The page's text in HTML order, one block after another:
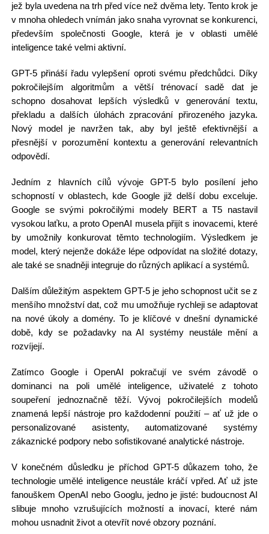
jež byla uvedena na trh před více než dvěma lety. Tento krok je
v mnoha ohledech vnímán jako snaha vyrovnat se konkurenci,
především společnosti Google, která je v oblasti umělé
inteligence také velmi aktivní.
GPT-5 přináší řadu vylepšení oproti svému předchůdci. Díky
pokročilejším algoritmům a větší trénovací sadě dat je
schopno dosahovat lepších výsledků v generování textu,
překladu a dalších úlohách zpracování přirozeného jazyka.
Nový model je navržen tak, aby byl ještě efektivnější a
přesnější v porozumění kontextu a generování relevantních
odpovědí.
Jedním z hlavních cílů vývoje GPT-5 bylo posílení jeho
schopností v oblastech, kde Google již delší dobu exceluje.
Google se svými pokročilými modely BERT a T5 nastavil
vysokou laťku, a proto OpenAI musela přijít s inovacemi, které
by umožnily konkurovat těmto technologiím. Výsledkem je
model, který nejenže dokáže lépe odpovídat na složité dotazy,
ale také se snadněji integruje do různých aplikací a systémů.
Dalším důležitým aspektem GPT-5 je jeho schopnost učit se z
menšího množství dat, což mu umožňuje rychleji se adaptovat
na nové úkoly a domény. To je klíčové v dnešní dynamické
době, kdy se požadavky na AI systémy neustále mění a
rozvíjejí.
Zatímco Google i OpenAI pokračují ve svém závodě o
dominanci na poli umělé inteligence, uživatelé z tohoto
soupeření jednoznačně těží. Vývoj pokročilejších modelů
znamená lepší nástroje pro každodenní použití – ať už jde o
personalizované asistenty, automatizované systémy
zákaznické podpory nebo sofistikované analytické nástroje.
V konečném důsledku je příchod GPT-5 důkazem toho, že
technologie umělé inteligence neustále kráčí vpřed. Ať už jste
fanouškem OpenAI nebo Googlu, jedno je jisté: budoucnost AI
slibuje mnoho vzrušujících možností a inovací, které nám
mohou usnadnit život a otevřít nové obzory poznání.